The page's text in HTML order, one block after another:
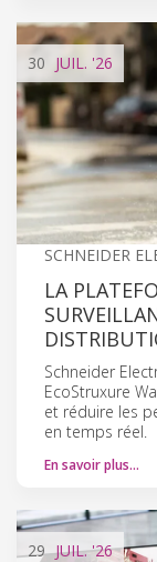
30 JUIL. '26
SCHNEIDER
LA
Schneider
EcoStruxure
et réduire les
en temps réel.
En savoir plus…
29 JUIL.'26